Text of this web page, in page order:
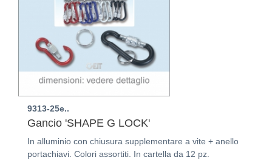
9313-25e..
Gancio 'SHAPE G LOCK'
In alluminio con chiusura supplementare a vite + anello
portachiavi. Colori assortiti. In cartella da 12 pz.